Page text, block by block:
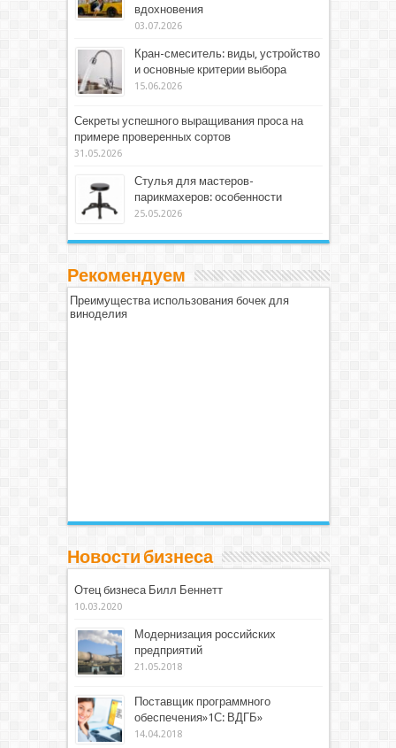
вдохновения
03.07.2026
Кран-смеситель: виды, устройство
и основные критерии выбора
15.06.2026
Секреты успешного выращивания проса на
примере проверенных сортов
31.05.2026
Стулья для мастеров-
парикмахеров: особенности
25.05.2026
Рекомендуем
Преимущества использования бочек для
виноделия
Новости бизнеса
Отец бизнеса Билл Беннетт
10.03.2020
Модернизация российских
предприятий
21.05.2018
Поставщик программного
обеспечения»1С: ВДГБ»
14.04.2018